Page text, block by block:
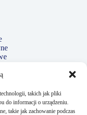
takich jak pliki
do informacji o urządzeniu.
takie jak zachowanie podczas